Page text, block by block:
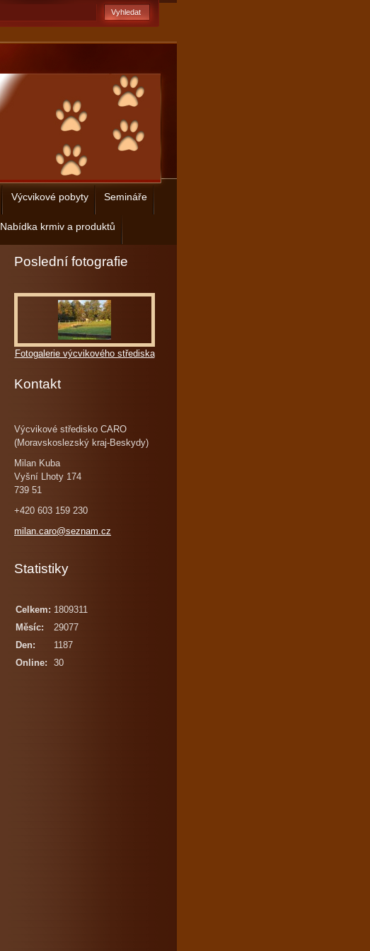
Výcvikové pobyty Semináře
Nabídka krmiv a produktů
Poslední fotografie
Fotogalerie výcvikového střediska
Kontakt
Výcvikové středisko CARO
(Moravskoslezský kraj-Beskydy)
Milan Kuba
Vyšní Lhoty 174
739 51
+420 603 159 230
milan.caro@seznam.cz
Statistiky
Online: 30
Celkem: 1809311
Měsíc:
29077
Den:
1187